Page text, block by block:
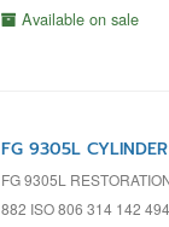
Available on sale
FG 9305L
FG 9305L
882 ISO 806 314 142